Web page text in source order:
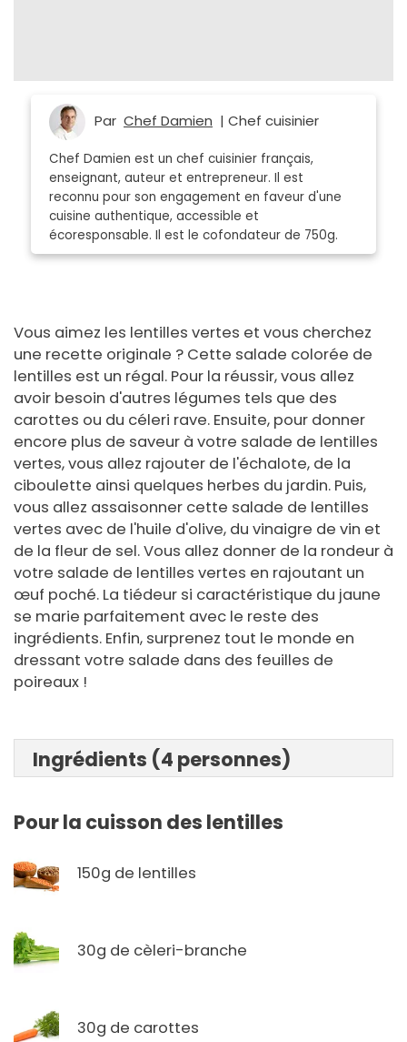
Par Chef Damien | Chef cuisinier
Chef Damien est un chef cuisinier français,
enseignant, auteur et entrepreneur. Il est
reconnu pour son engagement en faveur d'une
cuisine authentique, accessible et
écoresponsable. Il est le cofondateur de 750g.
Vous aimez les lentilles vertes et vous cherchez
une recette originale ? Cette salade colorée de
lentilles est un régal. Pour la réussir, vous allez
avoir besoin d'autres légumes tels que des
carottes ou du céleri rave. Ensuite, pour donner
encore plus de saveur à votre salade de lentilles
vertes, vous allez rajouter de l'échalote, de la
ciboulette ainsi quelques herbes du jardin. Puis,
vous allez assaisonner cette salade de lentilles
vertes avec de l'huile d'olive, du vinaigre de vin et
de la fleur de sel. Vous allez donner de la rondeur à
votre salade de lentilles vertes en rajoutant un
œuf poché. La tiédeur si caractéristique du jaune
se marie parfaitement avec le reste des
ingrédients. Enfin, surprenez tout le monde en
dressant votre salade dans des feuilles de
poireaux !
Ingrédients (4 personnes)
Pour la cuisson des lentilles
150g de lentilles
30g de cèleri-branche
30g de carottes